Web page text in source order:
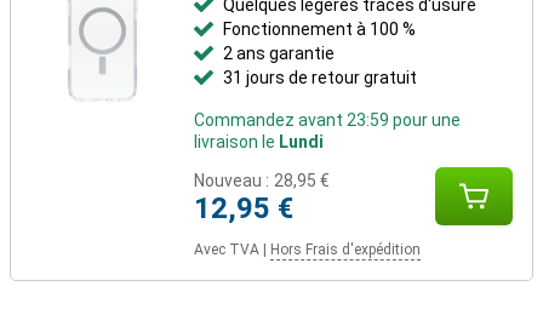
Quelques légères traces d'usure
Fonctionnement à 100 %
2 ans garantie
31 jours de retour gratuit
Commandez avant 23:59 pour une
livraison le Lundi
Nouveau : 28,95 €
12,95 €
Avec TVA Hors Frais d'expédition